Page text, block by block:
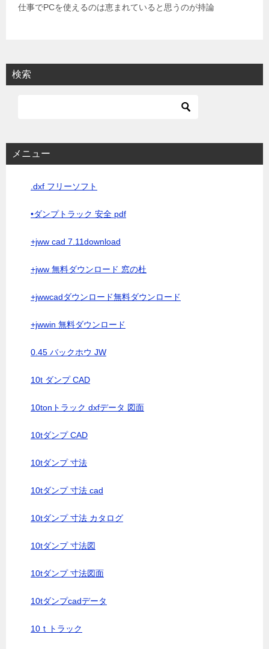
仕事でPCを使えるのは恵まれていると思うのが持論
検索
メニュー
.dxf フリーソフト
•ダンプトラック 安全 pdf
+jww cad 7.11download
+jww 無料ダウンロード 窓の杜
+jwwcadダウンロード無料ダウンロード
+jwwin 無料ダウンロード
0.45 バックホウ JW
10t ダンプ CAD
10tonトラック dxfデータ 図面
10tダンプ CAD
10tダンプ 寸法
10tダンプ 寸法 cad
10tダンプ 寸法 カタログ
10tダンプ 寸法図
10tダンプ 寸法図面
10tダンプcadデータ
10ｔトラック